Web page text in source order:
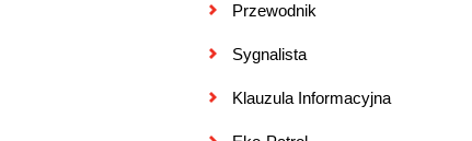
Przewodnik
Sygnalista
Klauzula Informacyjna